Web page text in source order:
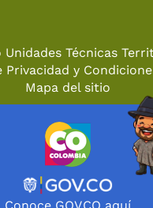
Técnicas
Privacidad y
Mapa del sitio